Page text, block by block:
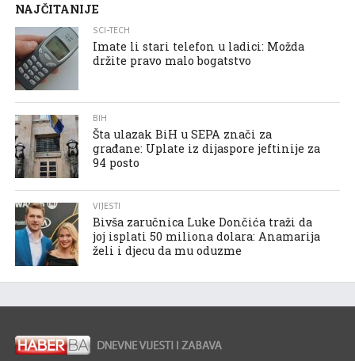
NAJČITANIJE
SCI-TECH
Imate li stari telefon u ladici: Možda
držite pravo malo bogatstvo
BIH
Šta ulazak BiH u SEPA znači za
građane: Uplate iz dijaspore jeftinije za
94 posto
VIJESTI
Bivša zaručnica Luke Dončića traži da
joj isplati 50 miliona dolara: Anamarija
želi i djecu da mu oduzme